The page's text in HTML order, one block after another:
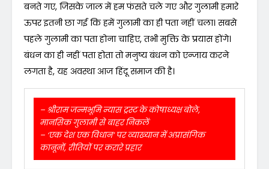
बनते गए, जिसके जाल में हम फंसते चले गए और गुलामी हमारे
ऊपर इतनी छा गई कि हमें गुलामी का ही पता नहीं चला। सबसे
पहले गुलामी का पता होना चाहिए, तभी मुक्ति के प्रयास होंगे।
बंधन का ही नहीं पता होता तो मनुष्य बंधन को एन्जाय करने
लगता है, यह अवस्था आज हिंदू समाज की है।
– श्रीराम जन्मभूमि न्यास ट्रस्ट के कोषाध्यक्ष बोले,
मानसिक गुलामी से बाहर निकलें
– ‘एक देश एक विधान’ पर व्याख्यान में अप्रासंगिक
कानूनों, रीतियों पर करारे प्रहार